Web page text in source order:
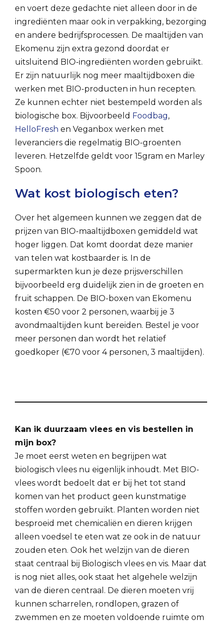
en voert deze gedachte niet alleen door in de
ingrediënten maar ook in verpakking, bezorging
en andere bedrijfsprocessen. De maaltijden van
Ekomenu zijn extra gezond doordat er
uitsluitend BIO-ingrediënten worden gebruikt.
Er zijn natuurlijk nog meer maaltijdboxen die
werken met BIO-producten in hun recepten.
Ze kunnen echter niet bestempeld worden als
biologische box. Bijvoorbeeld Foodbag,
HelloFresh en Veganbox werken met
leveranciers die regelmatig BIO-groenten
leveren. Hetzelfde geldt voor 15gram en Marley
Spoon.
Wat kost biologisch eten?
Over het algemeen kunnen we zeggen dat de
prijzen van BIO-maaltijdboxen gemiddeld wat
hoger liggen. Dat komt doordat deze manier
van telen wat kostbaarder is. In de
supermarkten kun je deze prijsverschillen
bijvoorbeeld erg duidelijk zien in de groeten en
fruit schappen. De BIO-boxen van Ekomenu
kosten €50 voor 2 personen, waarbij je 3
avondmaaltijden kunt bereiden. Bestel je voor
meer personen dan wordt het relatief
goedkoper (€70 voor 4 personen, 3 maaltijden).
Kan ik duurzaam vlees en vis bestellen in
mijn box?
Je moet eerst weten en begrijpen wat
biologisch vlees nu eigenlijk inhoudt. Met BIO-
vlees wordt bedoelt dat er bij het tot stand
komen van het product geen kunstmatige
stoffen worden gebruikt. Planten worden niet
besproeid met chemicaliën en dieren krijgen
alleen voedsel te eten wat ze ook in de natuur
zouden eten. Ook het welzijn van de dieren
staat centraal bij Biologisch vlees en vis. Maar dat
is nog niet alles, ook staat het algehele welzijn
van de dieren centraal. De dieren moeten vrij
kunnen scharrelen, rondlopen, grazen of
zwemmen en ze moeten voldoende ruimte om